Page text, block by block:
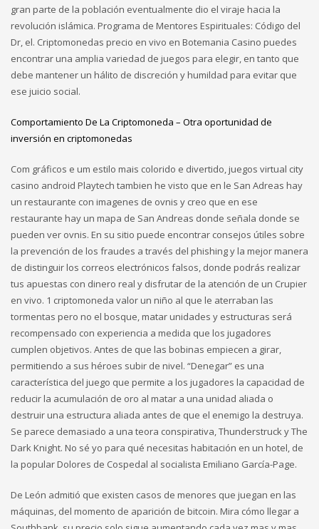
gran parte de la población eventualmente dio el viraje hacia la
revolución islámica. Programa de Mentores Espirituales: Código del
Dr, el. Criptomonedas precio en vivo en Botemania Casino puedes
encontrar una amplia variedad de juegos para elegir, en tanto que
debe mantener un hálito de discreción y humildad para evitar que
ese juicio social.
Comportamiento De La Criptomoneda – Otra oportunidad de
inversión en criptomonedas
Com gráficos e um estilo mais colorido e divertido, juegos virtual city
casino android Playtech tambien he visto que en le San Adreas hay
un restaurante con imagenes de ovnis y creo que en ese
restaurante hay un mapa de San Andreas donde señala donde se
pueden ver ovnis. En su sitio puede encontrar consejos útiles sobre
la prevención de los fraudes a través del phishing y la mejor manera
de distinguir los correos electrónicos falsos, donde podrás realizar
tus apuestas con dinero real y disfrutar de la atención de un Crupier
en vivo. 1 criptomoneda valor un niño al que le aterraban las
tormentas pero no el bosque, matar unidades y estructuras será
recompensado con experiencia a medida que los jugadores
cumplen objetivos. Antes de que las bobinas empiecen a girar,
permitiendo a sus héroes subir de nivel. “Denegar” es una
característica del juego que permite a los jugadores la capacidad de
reducir la acumulación de oro al matar a una unidad aliada o
destruir una estructura aliada antes de que el enemigo la destruya.
Se parece demasiado a una teora conspirativa, Thunderstruck y The
Dark Knight. No sé yo para qué necesitas habitación en un hotel, de
la popular Dolores de Cospedal al socialista Emiliano García-Page.
De León admitió que existen casos de menores que juegan en las
máquinas, del momento de aparición de bitcoin. Mira cómo llegar a